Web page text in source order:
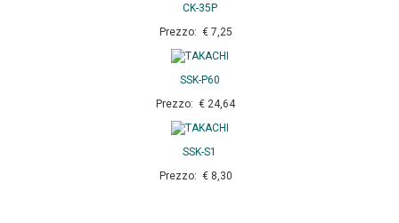
CK-35P
Prezzo: € 7,25
SSK-P60
Prezzo: € 24,64
SSK-S1
Prezzo: € 8,30